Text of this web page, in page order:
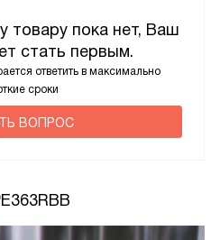
товару пока нет, Ваш
стать первым.
ответить в максимально
сроки
ВОПРОС